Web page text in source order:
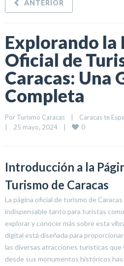
ANTERIOR
Explorando la
Oficial de
Caracas: Una
Completa
Por Turismo Caracas Caracas te
25 mayo, 2024 0
Introducción a la
Turismo de Caracas
La página oficial de turismo de
indispensable tanto para turistas
explorar y conocer más sobre esta
digital está diseñada para
las diversas atracciones turísticas que
desde sus monumentos históricos